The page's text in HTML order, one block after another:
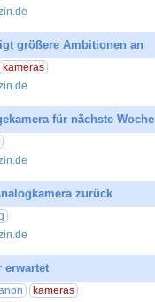
größere Ambitionen an
kameras
für nächste Woche
zurück
erwartet
kameras